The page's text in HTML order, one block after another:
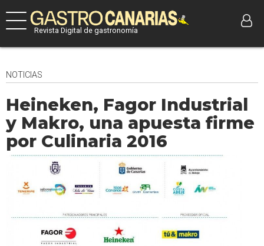
Revista Digital de gastronomía
NOTICIAS
Heineken, Fagor Industrial
y Makro, una apuesta firme
por Culinaria 2016